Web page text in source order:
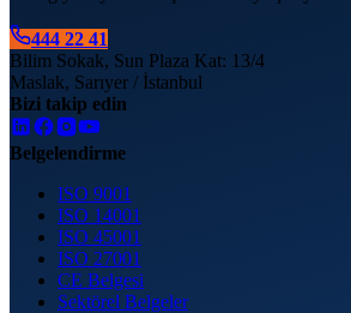
444 22 41
Bilim Sokak, Sun Plaza Kat: 13/4
Maslak, Sarıyer / İstanbul
Bizi takip edin
Belgelendirme
ISO 9001
ISO 14001
ISO 45001
ISO 27001
CE Belgesi
Sektörel Belgeler